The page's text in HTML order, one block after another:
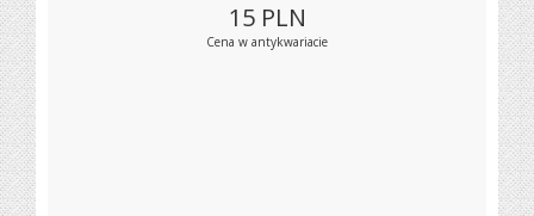
15 PLN
Cena w antykwariacie